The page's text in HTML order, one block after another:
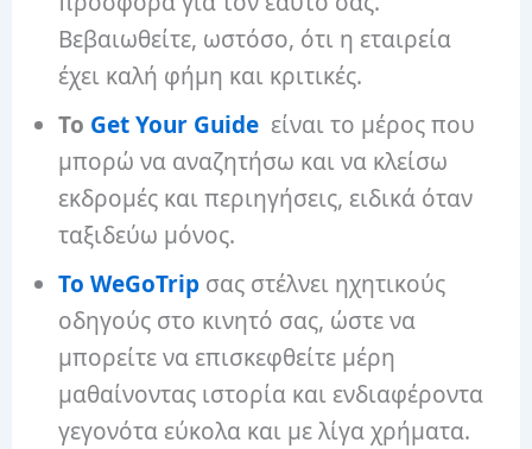
Βεβαιωθείτε, ωστόσο, ότι η εταιρεία
έχει καλή φήμη και κριτικές.
Το Get Your Guide είναι το μέρος που
μπορώ να αναζητήσω και να κλείσω
εκδρομές και περιηγήσεις, ειδικά όταν
ταξιδεύω μόνος.
Το WeGoTrip σας στέλνει ηχητικούς
οδηγούς στο κινητό σας, ώστε να
μπορείτε να επισκεφθείτε μέρη
μαθαίνοντας ιστορία και ενδιαφέροντα
γεγονότα εύκολα και με λίγα χρήματα.